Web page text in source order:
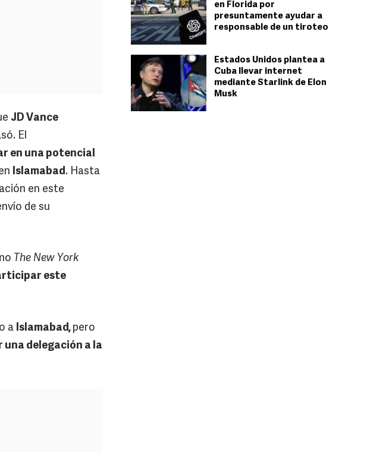
en Florida por
presuntamente ayudar a
responsable de un tiroteo
Estados Unidos plantea a
Cuba llevar internet
mediante Starlink de Elon
Musk
JD Vance
El
en una potencial
Islamabad. Hasta
en este
de su
The New York
este
a Islamabad, pero
una delegación a la